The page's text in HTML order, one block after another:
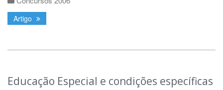
Artigo
Educação Especial e condições específicas